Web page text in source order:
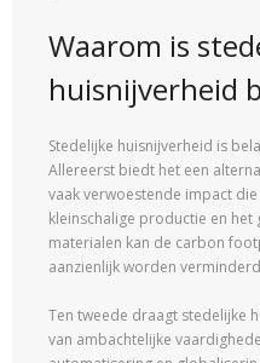
Waarom is
huisnijverheid
Stedelijke huisnijverheid is
Allereerst biedt het een
vaak verwoestende impact
kleinschalige productie en
materialen kan de carbon
aanzienlijk worden
Ten tweede draagt stedelijke
van ambachtelijke